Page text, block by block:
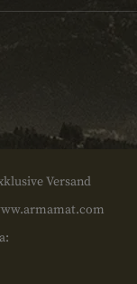
Versand